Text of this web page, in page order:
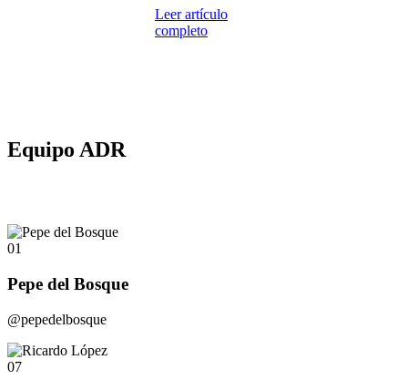
Leer artículo
completo
Equipo ADR
01
Pepe del Bosque
@pepedelbosque
07